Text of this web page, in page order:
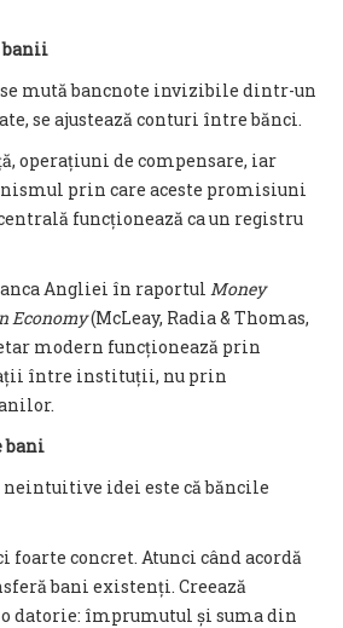
banii
se mută bancnote invizibile dintr-un
se ajustează conturi între bănci.
operațiuni de compensare, iar
prin care aceste promisiuni
funcționează ca un registru
Angliei în raportul Money
Economy(McLeay, Radia & Thomas,
modern funcționează prin
între instituții, nu prin
bani
idei este că băncile
foarte concret. Atunci când acordă
bani existenți. Creează
datorie: împrumutul și suma din